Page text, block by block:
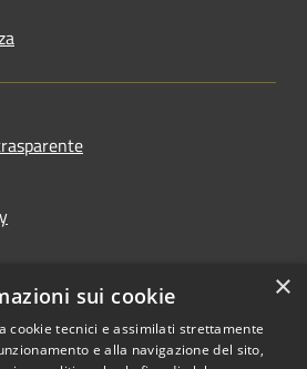
×
sui cookie
cookie tecnici e assimilati strettamente
e alla navigazione del sito,